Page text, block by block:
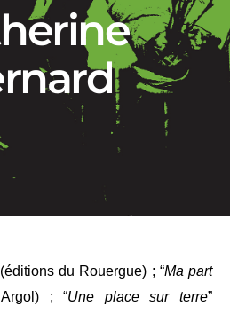
(éditions du Rouergue) ; “Ma part
; “Une place sur terre”